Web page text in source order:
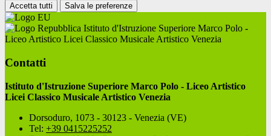
Accetta tutti Salva le preferenze
Istituto d'Istruzione Superiore Marco Polo -
Liceo Artistico Licei Classico Musicale Artistico Venezia
Contatti
Istituto d'Istruzione Superiore Marco Polo - Liceo Artistico
Licei Classico Musicale Artistico Venezia
Dorsoduro, 1073 - 30123 - Venezia (VE)
Tel: +39 0415225252